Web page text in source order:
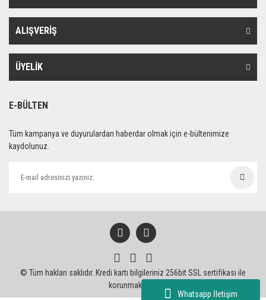
Whatsapp İletişim
ALIŞVERİŞ
ÜYELİK
E-BÜLTEN
Tüm kampanya ve duyurulardan haberdar olmak için e-bültenimize
kaydolunuz.
© Tüm hakları saklıdır. Kredi kartı bilgileriniz 256bit SSL sertifikası ile
korunmaktadır.